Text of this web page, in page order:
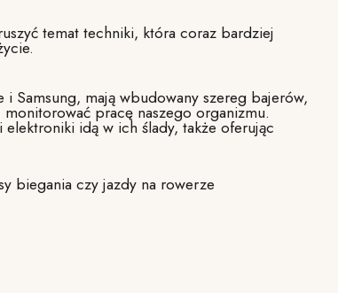
temat techniki, która coraz bardziej
Samsung, mają wbudowany szereg bajerów,
pracę naszego organizmu.
idą w ich ślady, także oferując
biegania czy jazdy na rowerze